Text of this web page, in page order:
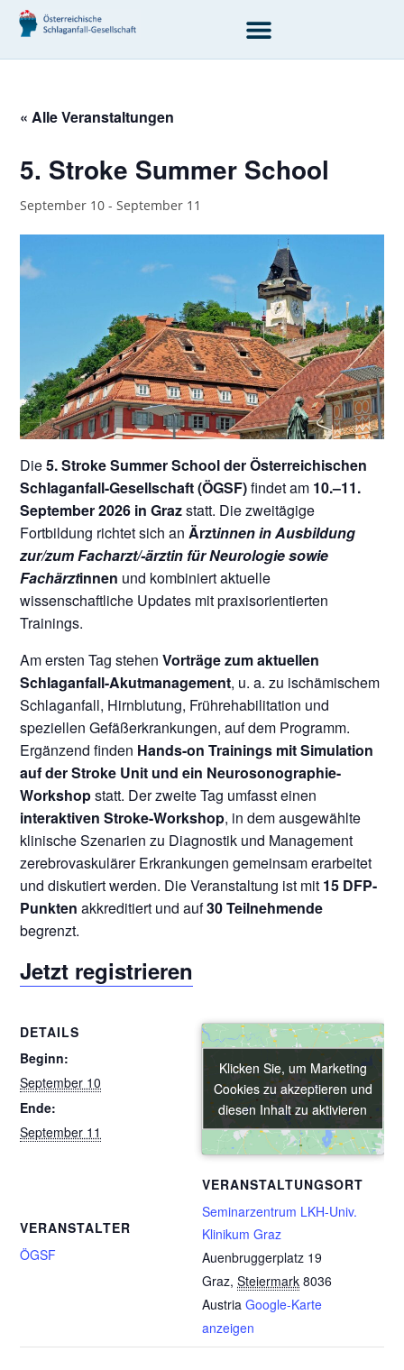
content
« Alle Veranstaltungen
5. Stroke Summer School
September 10 -September 11
Die5. Stroke Summer School der Österreichischen
Schlaganfall-Gesellschaft (ÖGSF)findet am 10.–11.
September 2026 in Grazstatt. Die zweitägige
Fortbildung richtet sich anÄrztinnen in Ausbildung
zur/zum Facharzt/-ärztin für Neurologie sowie
Fachärztinnen und kombiniert aktuelle
wissenschaftliche Updates mit praxisorientierten
Trainings.
Am ersten Tag stehenVorträge zum aktuellen
Schlaganfall-Akutmanagement, u. a. zu ischämischem
Schlaganfall, Hirnblutung, Frührehabilitation und
speziellen Gefäßerkrankungen, auf dem Programm.
Ergänzend finden Hands-on Trainings mit Simulation
auf der Stroke Unit und ein Neurosonographie-
Workshopstatt. Der zweite Tag umfasst einen
interaktiven Stroke-Workshop, in dem ausgewählte
klinische Szenarien zu Diagnostik und Management
zerebrovaskulärer Erkrankungen gemeinsam erarbeitet
und diskutiert werden. Die Veranstaltung ist mit 15 DFP-
Punkten akkreditiert und auf30 Teilnehmende
begrenzt.
Jetzt registrieren
DETAILS
Beginn:
September 10
Ende:
September 11
VERANSTALTER
ÖGSF
VERANSTALTUNGSORT
Seminarzentrum LKH-Univ.
Klinikum Graz
Auenbruggerplatz 19
Graz, Steiermark 8036
Austria Google-Karte
anzeigen
Klicken Sie, um Marketing
Cookies zu akzeptieren und
diesen Inhalt zu aktivieren
Klicken Sie, um Marketing
Cookies zu akzeptieren und
diesen Inhalt zu aktivieren